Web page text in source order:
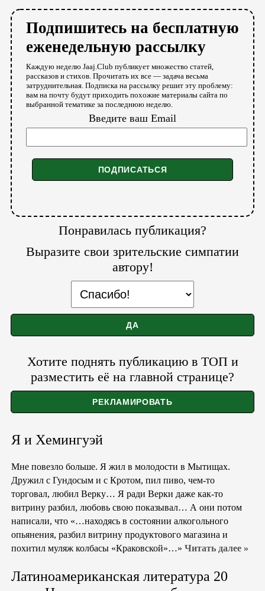
Подпишитесь на бесплатную
еженедельную рассылку
Каждую неделю Jaaj.Club публикует множество статей,
рассказов и стихов. Прочитать их все — задача весьма
затруднительная. Подписка на рассылку решит эту проблему:
вам на почту будут приходить похожие материалы сайта по
выбранной тематике за последнюю неделю.
Введите ваш Email
Понравилась публикация?
Выразите свои зрительские симпатии
автору!
Хотите поднять публикацию в ТОП и
разместить её на главной странице?
Я и Хемингуэй
Мне повезло больше. Я жил в молодости в Мытищах.
Дружил с Гундосым и с Кротом, пил пиво, чем-то
торговал, любил Верку… Я ради Верки даже как-то
витрину разбил, любовь свою показывал… А они потом
написали, что «…находясь в состоянии алкогольного
опьянения, разбил витрину продуктового магазина и
похитил муляж колбасы «Краковской»…» Читать далее »
Латиноамериканская литература 20